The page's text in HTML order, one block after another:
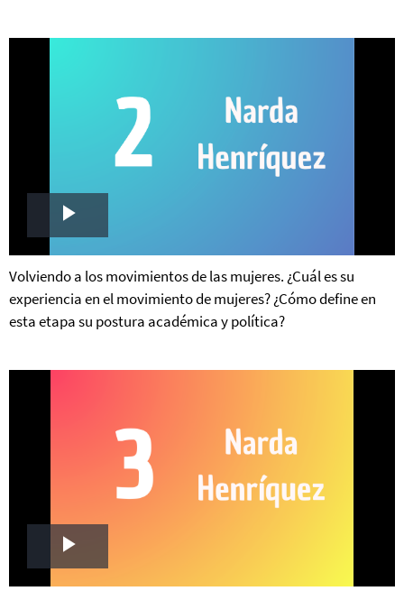
Play
Video
Volviendo a los movimientos de las mujeres. ¿Cuál es su
experiencia en el movimiento de mujeres? ¿Cómo define en
esta etapa su postura académica y política?
Play